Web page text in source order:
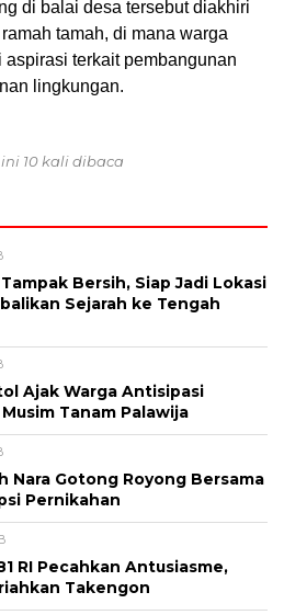
di balai desa tersebut diakhiri
tamah, di mana warga
terkait pembangunan
lingkungan.
10 kali dibaca
Bersih, Siap Jadi Lokasi
Sejarah ke Tengah
Ajak Warga Antisipasi
Tanam Palawija
Nara Gotong Royong Bersama
Pernikahan
RI Pecahkan Antusiasme,
Takengon